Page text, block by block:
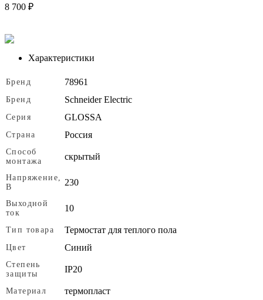
8 700 ₽
Характеристики
Бренд 78961
Бренд Schneider Electric
Серия GLOSSA
Страна Россия
Способ
монтажа
скрытый
Напряжение,
В
230
Выходной
ток
10
Тип товара Термостат для теплого пола
Цвет Синий
Степень
защиты
IP20
Материал термопласт